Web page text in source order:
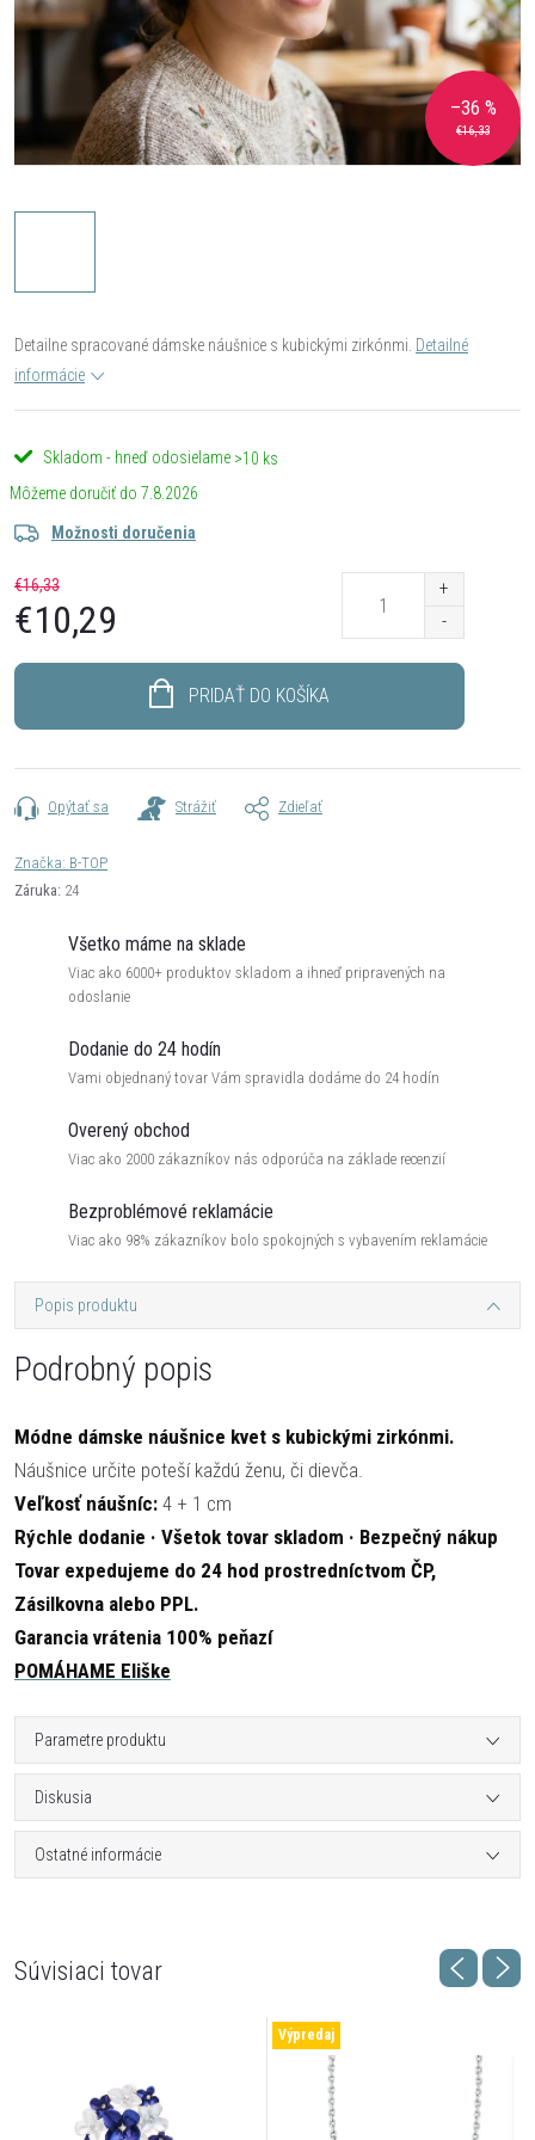
€16,33
–36 %
Detailne spracované dámske náušnice s kubickými zirkónmi. Detailné
informácie
Skladom - hneď odosielame >10 ks
7.8.2026
Možnosti doručenia
€16,33
€10,29
PRIDAŤ DO KOŠÍKA
Opýtať sa Strážiť Zdieľať
Značka: B-TOP
Záruka: 24
Všetko máme na sklade
Viac ako 6000+ produktov skladom a ihneď pripravených na
odoslanie
Dodanie do 24 hodín
Vami objednaný tovar Vám spravidla dodáme do 24 hodín
Overený obchod
Viac ako 2000 zákazníkov nás odporúča na základe recenzií
Bezproblémové reklamácie
Viac ako 98% zákazníkov bolo spokojných s vybavením reklamácie
Popis produktu
Podrobný popis
Módne dámske náušnice kvet s kubickými zirkónmi.
Náušnice určite poteší každú ženu, či dievča.
Veľkosť náušníc: 4 + 1 cm
Rýchle dodanie · Všetok tovar skladom · Bezpečný nákup
Tovar expedujeme do 24 hod prostredníctvom ČP,
Zásilkovna alebo PPL.
Garancia vrátenia 100% peňazí
POMÁHAME Eliške
Parametre produktu
Diskusia
Ostatné informácie
Súvisiaci tovar
Výpredaj